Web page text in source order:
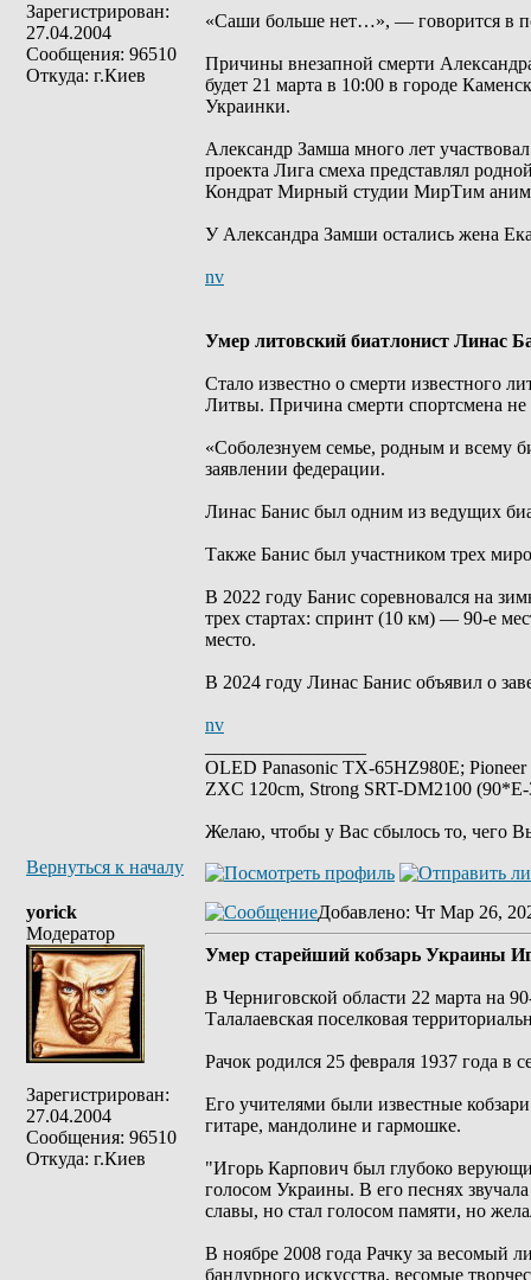
Зарегистрирован:
27.04.2004
Сообщения: 96510
Откуда: г.Киев
«Саши больше нет…», — говорится в
Причины внезапной смерти
будет 21 марта в 10:00 в городе
Украинки.
Александр Замша много лет
проекта Лига смеха представлял
Кондрат Мирный студии МирТим
У Александра Замши остались жена
nv
Умер литовский биатлонист Линас
Стало известно о смерти известного
Литвы. Причина смерти спортсмена не
«Соболезнуем семье, родным и всему
заявлении федерации.
Линас Банис был одним из ведущих
Также Банис был участником трех
В 2022 году Банис соревновался на
трех стартах: спринт (10 км) — 90-е
место.
В 2024 году Линас Банис объявил о
nv
OLED Panasonic TX-65HZ980E;
ZXC 120cm, Strong SRT-DM2100
Желаю, чтобы у Вас сбылось то, чего
Вернуться к началу
yorick
Модератор
Зарегистрирован:
27.04.2004
Сообщения: 96510
Откуда: г.Киев
Добавлено: Чт Мар 26,
Умер старейший кобзарь Украины
В Черниговской области 22 марта на
Талалаевская поселковая
Рачок родился 25 февраля 1937 года в
Его учителями были известные
гитаре, мандолине и гармошке.
"Игорь Карпович был глубоко
голосом Украины. В его песнях
славы, но стал голосом памяти, но
В ноябре 2008 года Рачку за весомый
бандурного искусства, весомые